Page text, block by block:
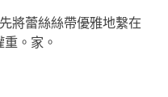
蕾絲絲帶優雅地繫在
。家。